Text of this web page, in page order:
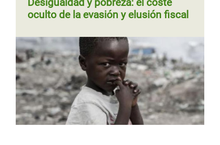
anterior
página
Paginación Página 1Siguiente
página
››
Desigualdad y pobreza: el coste
oculto de la evasión y elusión fiscal